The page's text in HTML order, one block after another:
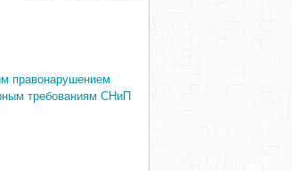
правонарушением
требованиям СНиП